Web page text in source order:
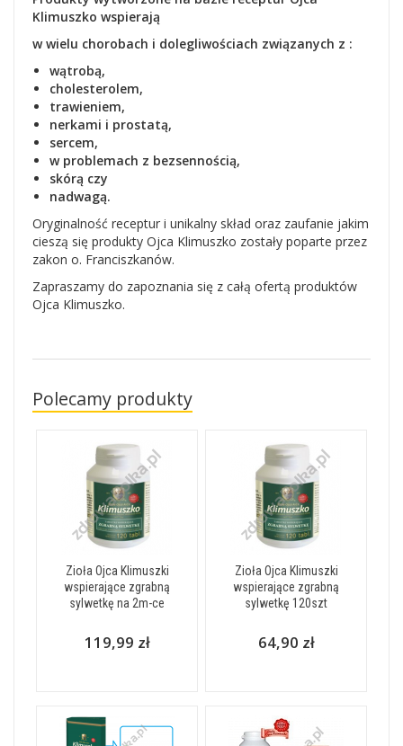
Klimuszko wspierają
w wielu chorobach i dolegliwościach związanych z :
wątrobą,
cholesterolem,
trawieniem,
nerkami i prostatą,
sercem,
w problemach z bezsennością,
skórą czy
nadwagą.
Oryginalność receptur i unikalny skład oraz zaufanie jakim
cieszą się produkty Ojca Klimuszko zostały poparte przez
zakon o. Franciszkanów.
Zapraszamy do zapoznania się z całą ofertą produktów
Ojca Klimuszko.
Polecamy produkty
Zioła Ojca Klimuszki
wspierające zgrabną
sylwetkę na 2m-ce
119,99 zł
Zioła Ojca Klimuszki
wspierające zgrabną
sylwetkę 120szt
64,90 zł